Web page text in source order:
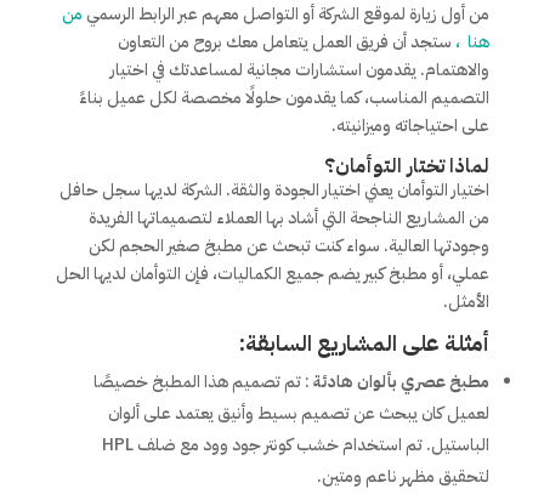
من أول زيارة لموقع الشركة أو التواصل معهم عبر الرابط الرسمي من
هنا ، ستجد أن فريق العمل يتعامل معك بروح من التعاون
والاهتمام. يقدمون استشارات مجانية لمساعدتك في اختيار
التصميم المناسب، كما يقدمون حلولًا مخصصة لكل عميل بناءً
على احتياجاته وميزانيته.
لماذا تختار التوأمان؟
اختيار التوأمان يعني اختيار الجودة والثقة. الشركة لديها سجل حافل
من المشاريع الناجحة التي أشاد بها العملاء لتصميماتها الفريدة
وجودتها العالية. سواء كنت تبحث عن مطبخ صغير الحجم لكن
عملي، أو مطبخ كبير يضم جميع الكماليات، فإن التوأمان لديها الحل
الأمثل.
أمثلة على المشاريع السابقة:
مطبخ عصري بألوان هادئة: تم تصميم هذا المطبخ خصيصًا
لعميل كان يبحث عن تصميم بسيط وأنيق يعتمد على ألوان
الباستيل. تم استخدام خشب كونتر جود وود مع ضلف HPL
لتحقيق مظهر ناعم ومتين.